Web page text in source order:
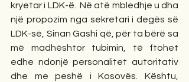
kryetar i LDK-ë.  Në atë mbledhje u dha
një propozim nga sekretari i degës së
LDK-së, Sinan Gashi që, për ta bërë sa
më madhështor tubimin, të ftohet
edhe ndonjë personalitet autoritativ
dhe me peshë i Kosovës. Kështu,